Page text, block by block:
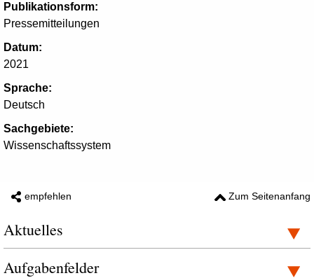
Publikationsform:
Pressemitteilungen
Datum:
2021
Sprache:
Deutsch
Sachgebiete:
Wissenschaftssystem
empfehlen Zum Seitenanfang
Aktuelles
Aufgabenfelder